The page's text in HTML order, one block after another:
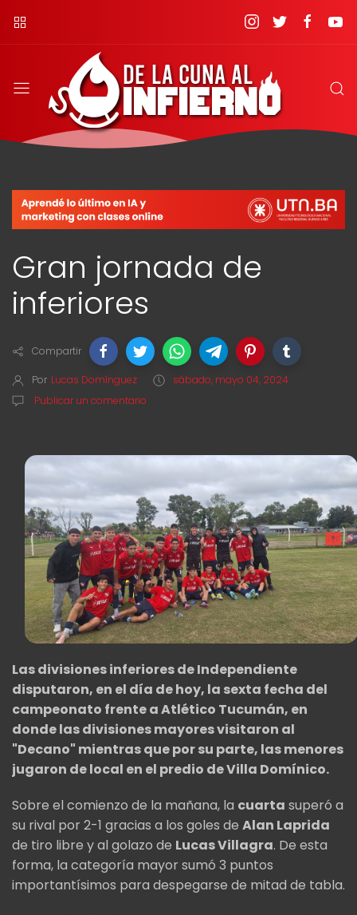
Gran jornada de
inferiores
Compartir
Por Lucas Domínguez
sábado, mayo 04, 2024
Publicar un comentario
Las divisiones inferiores de Independiente
disputaron, en el día de hoy, la sexta fecha del
campeonato frente a Atlético Tucumán, en
donde las divisiones mayores visitaron al
"Decano" mientras que por su parte, las menores
jugaron de local en el predio de Villa Domínico.
Sobre el comienzo de la mañana, la cuarta superó a
su rival por 2-1 gracias a los goles de Alan Laprida
de tiro libre y al golazo de Lucas Villagra. De esta
forma, la categoría mayor sumó 3 puntos
importantísimos para despegarse de mitad de tabla.